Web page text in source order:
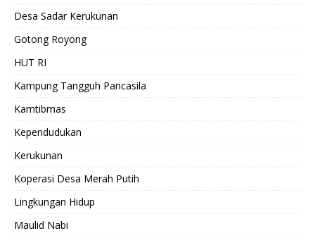
Desa Sadar Kerukunan
Gotong Royong
HUT RI
Kampung Tangguh Pancasila
Kamtibmas
Kependudukan
Kerukunan
Koperasi Desa Merah Putih
Lingkungan Hidup
Maulid Nabi